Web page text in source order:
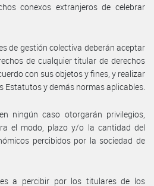
conexos extranjeros de celebrar
de gestión colectiva deberán aceptar
de cualquier titular de derechos
con sus objetos y fines, y realizar
Estatutos y demás normas aplicables.
ningún caso otorgarán privilegios,
el modo, plazo y/o la cantidad del
percibidos por la sociedad de
a percibir por los titulares de los